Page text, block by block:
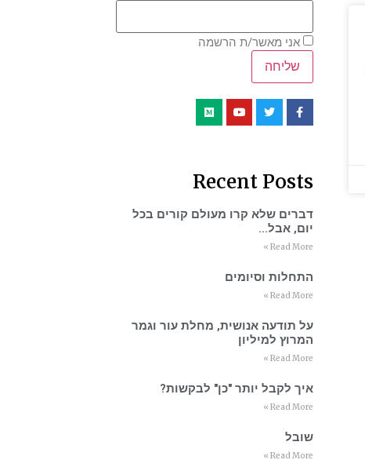
אני מאשר/ת הרשמה
Recent Posts
דברים שלא קרו מעולם קורים בכל
יום, אבל…
Read More »
התחלות וסיומים
Read More »
על תודעה אנושית, מחלת עור וגמר
המרוץ למיליון
Read More »
איך לקבל יותר "כן" לבקשות?
Read More »
שובל
Read More »